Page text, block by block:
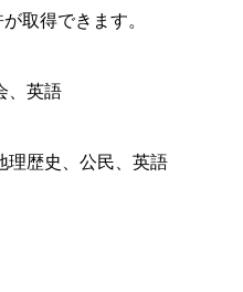
取得できます。
、英語
理歴史、公民、英語